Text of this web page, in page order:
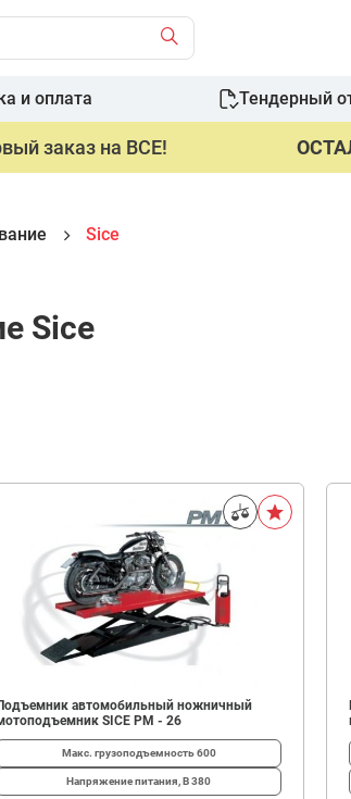
и оплата Тендерный
заказ на ВСЕ!
Sice
Sice
автомобильный ножничный
SICE PM - 26
Макс. грузоподъемность600
Напряжение питания, В380